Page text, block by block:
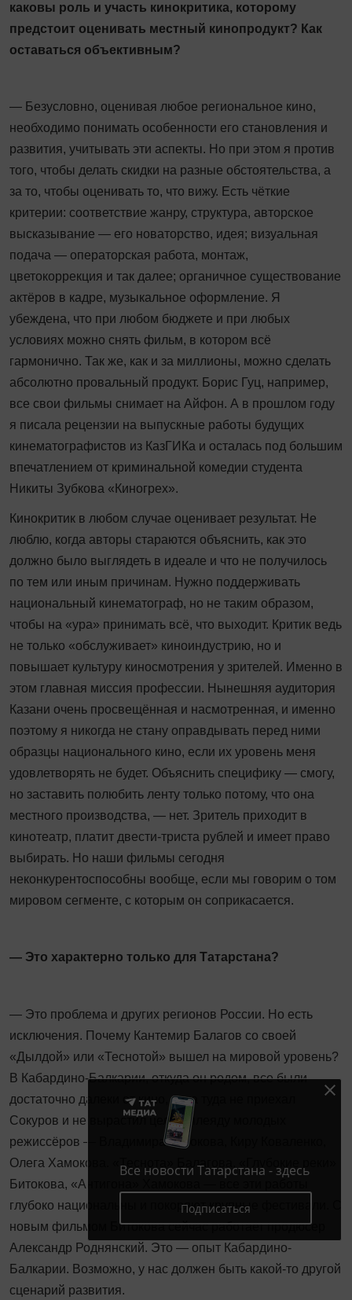
каковы роль и участь кинокритика, которому
предстоит оценивать местный кинопродукт? Как
оставаться объективным?
— Безусловно, оценивая любое региональное кино,
необходимо понимать особенности его становления и
развития, учитывать эти аспекты. Но при этом я против
того, чтобы делать скидки на разные обстоятельства, а
за то, чтобы оценивать то, что вижу. Есть чёткие
критерии: соответствие жанру, структура, авторское
высказывание — его новаторство, идея; визуальная
подача — операторская работа, монтаж,
цветокоррекция и так далее; органичное существование
актёров в кадре, музыкальное оформление. Я
убеждена, что при любом бюджете и при любых
условиях можно снять фильм, в котором всё
гармонично. Так же, как и за миллионы, можно сделать
абсолютно провальный продукт. Борис Гуц, например,
все свои фильмы снимает на Айфон. А в прошлом году
я писала рецензии на выпускные работы будущих
кинематографистов из КазГИКа и осталась под большим
впечатлением от криминальной комедии студента
Никиты Зубкова «Киногрех».
Кинокритик в любом случае оценивает результат. Не
люблю, когда авторы стараются объяснить, как это
должно было выглядеть в идеале и что не получилось
по тем или иным причинам. Нужно поддерживать
национальный кинематограф, но не таким образом,
чтобы на «ура» принимать всё, что выходит. Критик ведь
не только «обслуживает» киноиндустрию, но и
повышает культуру киносмотрения у зрителей. Именно в
этом главная миссия профессии. Нынешняя аудитория
Казани очень просвещённая и насмотренная, и именно
поэтому я никогда не стану оправдывать перед ними
образцы национального кино, если их уровень меня
удовлетворять не будет. Объяснить специфику — смогу,
но заставить полюбить ленту только потому, что она
местного производства, — нет. Зритель приходит в
кинотеатр, платит двести-триста рублей и имеет право
выбирать. Но наши фильмы сегодня
неконкурентоспособны вообще, если мы говорим о том
мировом сегменте, с которым он соприкасается.
— Это характерно только для Татарстана?
— Это проблема и других регионов России. Но есть
исключения. Почему Кантемир Балагов со своей
«Дылдой» или «Теснотой» вышел на мировой уровень?
В Кабардино‑Балкарии, откуда он родом, все были
достаточно далеки от кино, пока туда не приехал
Сокуров и не вырастил целую плеяду молодых
режиссёров — Владимира Битокова, Киру Коваленко,
Олега Хамокова. «Теснота» Балагова, «Глубокие реки»
Битокова, «Антигона» Хамокова — все эти работы
глубоко национальны и покоряют крупные фестивали. С
новым фильмом Битокова сейчас работает продюсер
Александр Роднянский. Это — опыт Кабардино-
Балкарии. Возможно, у нас должен быть какой-то другой
сценарий развития.
Все новости Татарстана - здесь
Подписаться